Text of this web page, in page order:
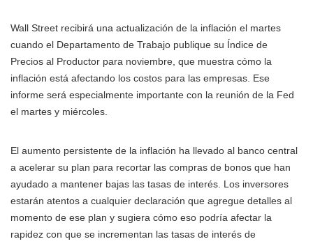
Wall Street recibirá una actualización de la inflación el martes
cuando el Departamento de Trabajo publique su Índice de
Precios al Productor para noviembre, que muestra cómo la
inflación está afectando los costos para las empresas. Ese
informe será especialmente importante con la reunión de la Fed
el martes y miércoles.
El aumento persistente de la inflación ha llevado al banco central
a acelerar su plan para recortar las compras de bonos que han
ayudado a mantener bajas las tasas de interés. Los inversores
estarán atentos a cualquier declaración que agregue detalles al
momento de ese plan y sugiera cómo eso podría afectar la
rapidez con que se incrementan las tasas de interés de